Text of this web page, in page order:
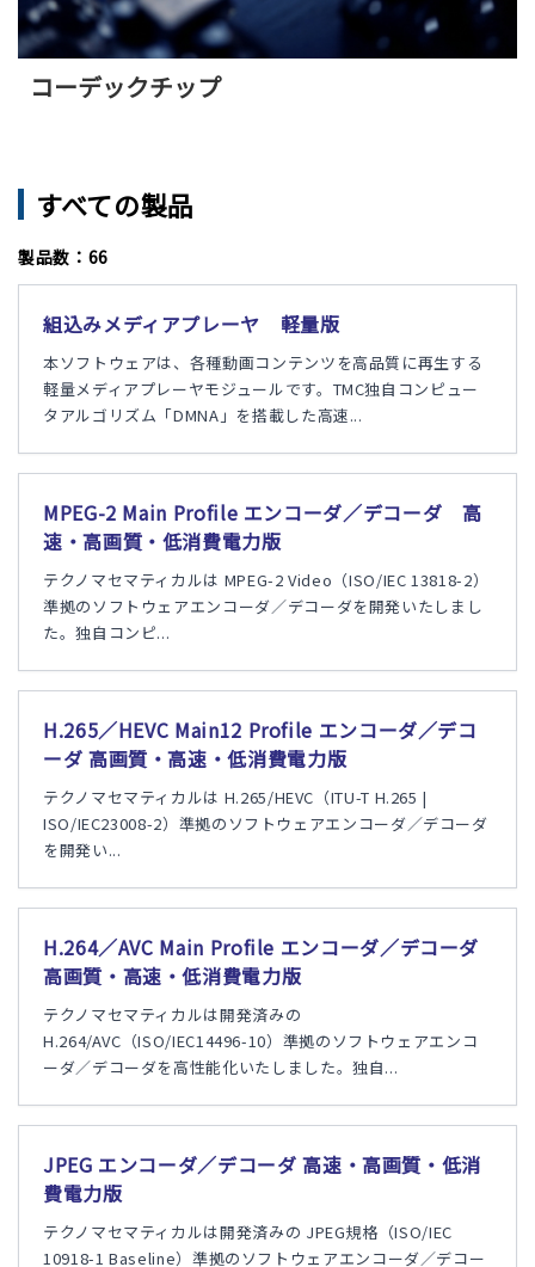
コーデックチップ
すべての製品
製品数：66
組込みメディアプレーヤ 軽量版
本ソフトウェアは、各種動画コンテンツを高品質に再生する
軽量メディアプレーヤモジュールです。TMC独自コンピュー
タアルゴリズム「DMNA」を搭載した高速...
MPEG-2 Main Profile エンコーダ／デコーダ 高
速・高画質・低消費電力版
テクノマセマティカルは MPEG-2 Video（ISO/IEC 13818-2）
準拠のソフトウェアエンコーダ／デコーダを開発いたしまし
た。独自コンピ...
H.265／HEVC Main12 Profile エンコーダ／デコ
ーダ 高画質・高速・低消費電力版
テクノマセマティカルは H.265/HEVC（ITU-T H.265 |
ISO/IEC23008-2）準拠のソフトウェアエンコーダ／デコーダ
を開発い...
H.264／AVC Main Profile エンコーダ／デコーダ
高画質・高速・低消費電力版
テクノマセマティカルは開発済みの
H.264/AVC（ISO/IEC14496-10）準拠のソフトウェアエンコ
ーダ／デコーダを高性能化いたしました。独自...
JPEG エンコーダ／デコーダ 高速・高画質・低消
費電力版
テクノマセマティカルは開発済みの JPEG規格（ISO/IEC
10918-1 Baseline）準拠のソフトウェアエンコーダ／デコー